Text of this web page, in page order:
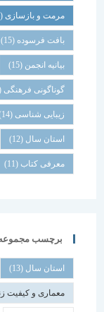
مرمت و بازسازی(16)
بافت فرسوده (15)
بیانیه انجمن(15)
گوناگونی فرهنگی (15)
زیبایی شناسی (14)
استان سال(12)
معرفی کتاب(11)
برچسب مجموعه
استان سال(13)
معماری و کیفیت زندگی(6)